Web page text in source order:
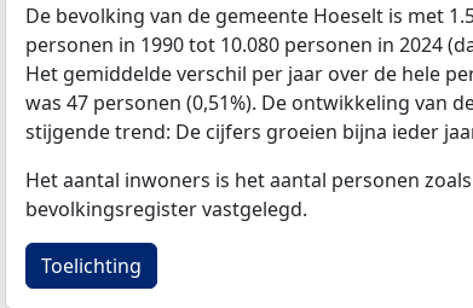
De bevolking van de gemeente Hoeselt is met
personen in 1990 tot 10.080 personen in 2024
Het gemiddelde verschil per jaar over de hele
was 47 personen (0,51%). De ontwikkeling van
stijgende trend: De cijfers groeien bijna ieder
Het aantal inwoners is het aantal personen
bevolkingsregister vastgelegd.
Toelichting